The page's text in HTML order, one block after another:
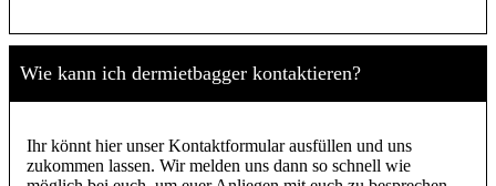
Wie kann ich dermietbagger kontaktieren?
Ihr könnt hier unser Kontaktformular ausfüllen und uns
zukommen lassen. Wir melden uns dann so schnell wie